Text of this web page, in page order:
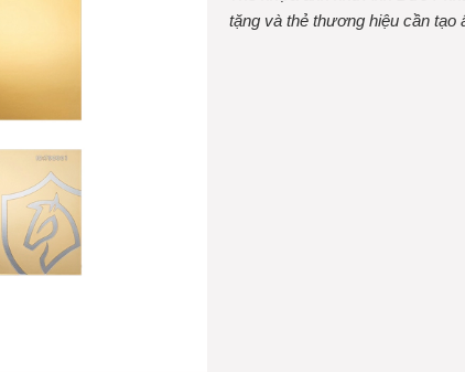
tặng và thẻ thương hiệu cần tạo